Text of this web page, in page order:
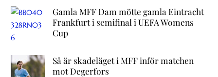
Gamla MFF Dam mötte gamla Eintracht
Frankfurt i semifinal i UEFA Womens
Cup
Så är skadeläget i MFF inför matchen
mot Degerfors